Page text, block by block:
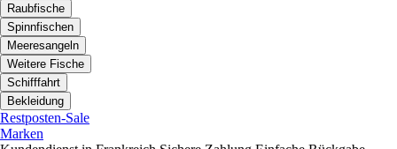
Raubfische
Spinnfischen
Meeresangeln
Weitere Fische
Schifffahrt
Bekleidung
Restposten-Sale
Marken